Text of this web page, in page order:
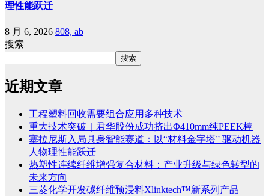
理性能跃迁
8 月 6, 2026 808, ab
搜索
搜索
近期文章
工程塑料回收需要组合应用多种技术
重大技术突破｜君华股份成功挤出Φ410mm纯PEEK棒
塞拉尼斯入局具身智能赛道：以“材料金字塔” 驱动机器
人物理性能跃迁
热塑性连续纤维增强复合材料：产业升级与绿色转型的
未来方向
三菱化学开发碳纤维预浸料Xlinktech™新系列产品